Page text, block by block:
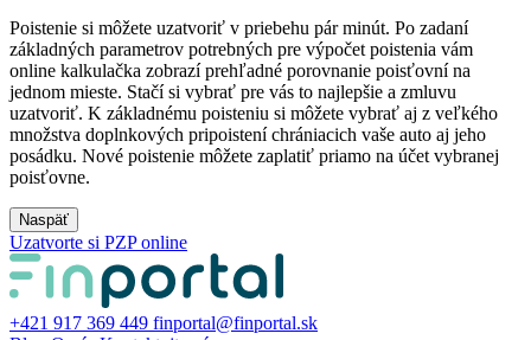
Poistenie si môžete uzatvoriť v priebehu pár minút. Po zadaní
základných parametrov potrebných pre výpočet poistenia vám
online kalkulačka zobrazí prehľadné porovnanie poisťovní na
jednom mieste. Stačí si vybrať pre vás to najlepšie a zmluvu
uzatvoriť. K základnému poisteniu si môžete vybrať aj z veľkého
množstva doplnkových pripoistení chrániacich vaše auto aj jeho
posádku. Nové poistenie môžete zaplatiť priamo na účet vybranej
poisťovne.
Naspäť
Uzatvorte si PZP online
+421 917 369 449 finportal@finportal.sk